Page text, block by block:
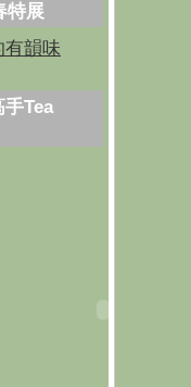
特展
有韻味
Tea